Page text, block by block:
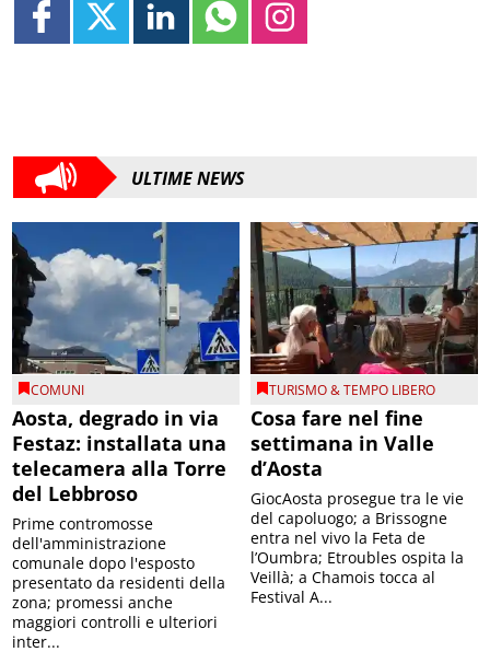
ULTIME NEWS
COMUNI
Aosta, degrado in via
Festaz: installata una
telecamera alla Torre
del Lebbroso
Prime contromosse
dell'amministrazione
comunale dopo l'esposto
presentato da residenti della
zona; promessi anche
maggiori controlli e ulteriori
inter...
TURISMO & TEMPO LIBERO
Cosa fare nel fine
settimana in Valle
d’Aosta
GiocAosta prosegue tra le vie
del capoluogo; a Brissogne
entra nel vivo la Feta de
l’Oumbra; Etroubles ospita la
Veillà; a Chamois tocca al
Festival A...